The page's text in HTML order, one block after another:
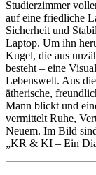
Studierzimmer
auf eine friedliche
Sicherheit und
Laptop. Um ihn
Kugel, die aus
besteht – eine
Lebenswelt. Aus
ätherische,
Mann blickt und
vermittelt Ruhe,
Neuem. Im Bild
„KR & KI – Ein